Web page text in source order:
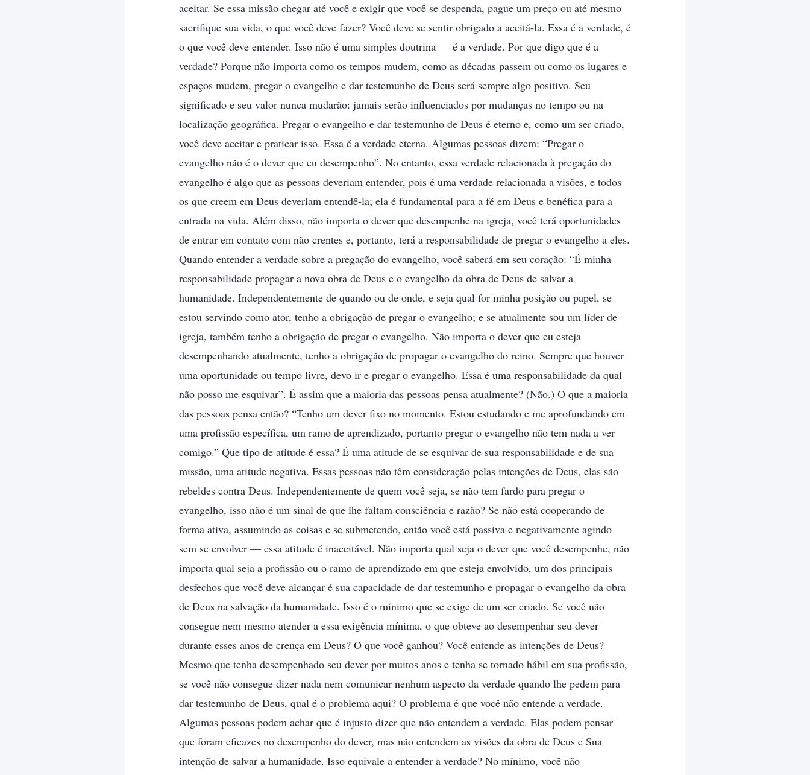
aceitar. Se essa missão chegar até você e exigir que você se despenda, pague um preço ou até mesmo
sacrifique sua vida, o que você deve fazer? Você deve se sentir obrigado a aceitá-la. Essa é a verdade, é
o que você deve entender. Isso não é uma simples doutrina — é a verdade. Por que digo que é a
verdade? Porque não importa como os tempos mudem, como as décadas passem ou como os lugares e
espaços mudem, pregar o evangelho e dar testemunho de Deus será sempre algo positivo. Seu
significado e seu valor nunca mudarão: jamais serão influenciados por mudanças no tempo ou na
localização geográfica. Pregar o evangelho e dar testemunho de Deus é eterno e, como um ser criado,
você deve aceitar e praticar isso. Essa é a verdade eterna. Algumas pessoas dizem: “Pregar o
evangelho não é o dever que eu desempenho”. No entanto, essa verdade relacionada à pregação do
evangelho é algo que as pessoas deveriam entender, pois é uma verdade relacionada a visões, e todos
os que creem em Deus deveriam entendê-la; ela é fundamental para a fé em Deus e benéfica para a
entrada na vida. Além disso, não importa o dever que desempenhe na igreja, você terá oportunidades
de entrar em contato com não crentes e, portanto, terá a responsabilidade de pregar o evangelho a eles.
Quando entender a verdade sobre a pregação do evangelho, você saberá em seu coração: “É minha
responsabilidade propagar a nova obra de Deus e o evangelho da obra de Deus de salvar a
humanidade. Independentemente de quando ou de onde, e seja qual for minha posição ou papel, se
estou servindo como ator, tenho a obrigação de pregar o evangelho; e se atualmente sou um líder de
igreja, também tenho a obrigação de pregar o evangelho. Não importa o dever que eu esteja
desempenhando atualmente, tenho a obrigação de propagar o evangelho do reino. Sempre que houver
uma oportunidade ou tempo livre, devo ir e pregar o evangelho. Essa é uma responsabilidade da qual
não posso me esquivar”. É assim que a maioria das pessoas pensa atualmente? (Não.) O que a maioria
das pessoas pensa então? “Tenho um dever fixo no momento. Estou estudando e me aprofundando em
uma profissão específica, um ramo de aprendizado, portanto pregar o evangelho não tem nada a ver
comigo.” Que tipo de atitude é essa? É uma atitude de se esquivar de sua responsabilidade e de sua
missão, uma atitude negativa. Essas pessoas não têm consideração pelas intenções de Deus, elas são
rebeldes contra Deus. Independentemente de quem você seja, se não tem fardo para pregar o
evangelho, isso não é um sinal de que lhe faltam consciência e razão? Se não está cooperando de
forma ativa, assumindo as coisas e se submetendo, então você está passiva e negativamente agindo
sem se envolver — essa atitude é inaceitável. Não importa qual seja o dever que você desempenhe, não
importa qual seja a profissão ou o ramo de aprendizado em que esteja envolvido, um dos principais
desfechos que você deve alcançar é sua capacidade de dar testemunho e propagar o evangelho da obra
de Deus na salvação da humanidade. Isso é o mínimo que se exige de um ser criado. Se você não
consegue nem mesmo atender a essa exigência mínima, o que obteve ao desempenhar seu dever
durante esses anos de crença em Deus? O que você ganhou? Você entende as intenções de Deus?
Mesmo que tenha desempenhado seu dever por muitos anos e tenha se tornado hábil em sua profissão,
se você não consegue dizer nada nem comunicar nenhum aspecto da verdade quando lhe pedem para
dar testemunho de Deus, qual é o problema aqui? O problema é que você não entende a verdade.
Algumas pessoas podem achar que é injusto dizer que não entendem a verdade. Elas podem pensar
que foram eficazes no desempenho do dever, mas não entendem as visões da obra de Deus e Sua
intenção de salvar a humanidade. Isso equivale a entender a verdade? No mínimo, você não